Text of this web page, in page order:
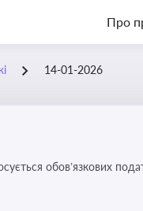
Про
14-01-2026
обов’язкових